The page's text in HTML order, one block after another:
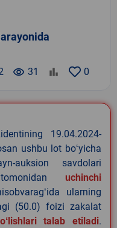
0
remove_red_eye 31
19.04.2024-
ushbu lot boʻyicha
auksion savdolari
uchinchi
ularning
(50.0) foizi zakalat
talab etiladi.